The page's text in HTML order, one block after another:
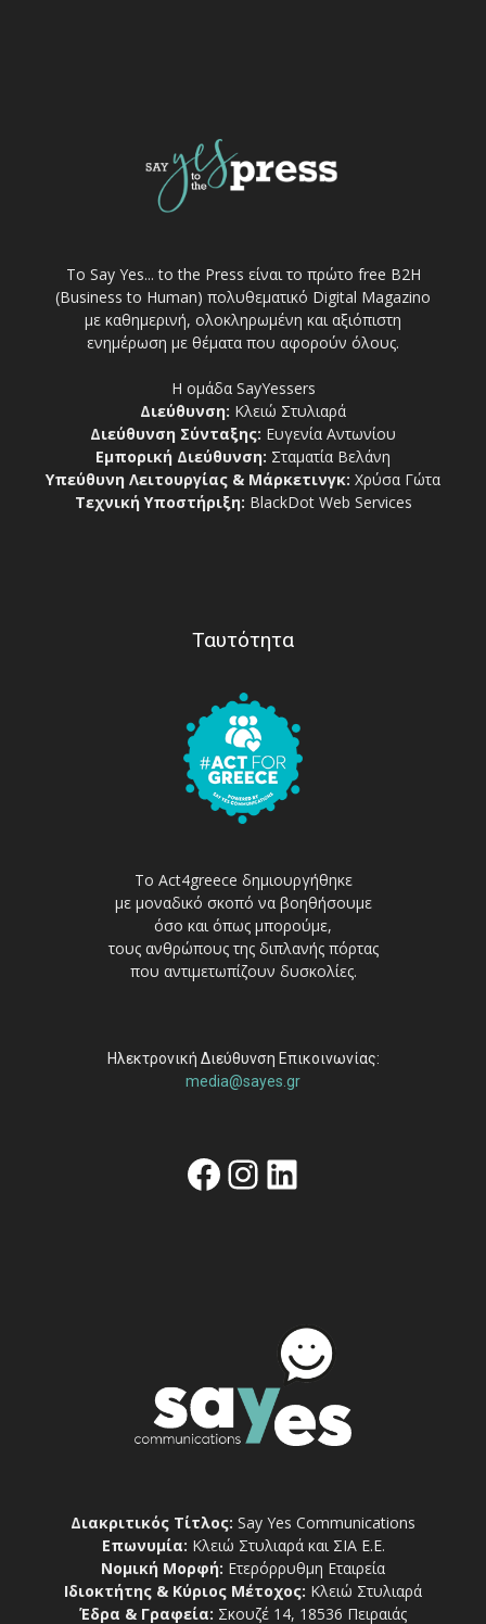
Το Say Yes... to the Press είναι το πρώτο free Β2Η
(Business to Human) πολυθεματικό Digital Magazino
με καθημερινή, ολοκληρωμένη και αξιόπιστη
ενημέρωση με θέματα που αφορούν όλους.
Η ομάδα SayYessers
Διεύθυνση: Κλειώ Στυλιαρά
Διεύθυνση Σύνταξης: Ευγενία Αντωνίου
Εμπορική Διεύθυνση: Σταματία Βελάνη
Υπεύθυνη Λειτουργίας & Μάρκετινγκ: Χρύσα Γώτα
Τεχνική Υποστήριξη: BlackDot Web Services
Ταυτότητα
Το Act4greece δημιουργήθηκε
με μοναδικό σκοπό να βοηθήσουμε
όσο και όπως μπορούμε,
τους ανθρώπους της διπλανής πόρτας
που αντιμετωπίζουν δυσκολίες.
Ηλεκτρονική Διεύθυνση Επικοινωνίας:
media@sayes.gr
Facebook
Instagram
Linkedin
Διακριτικός Τίτλος: Say Yes Communications
Επωνυμία: Κλειώ Στυλιαρά και ΣΙΑ Ε.Ε.
Νομική Μορφή: Ετερόρρυθμη Εταιρεία
Ιδιοκτήτης & Κύριος Μέτοχος: Κλειώ Στυλιαρά
Έδρα & Γραφεία: Σκουζέ 14, 18536 Πειραιάς